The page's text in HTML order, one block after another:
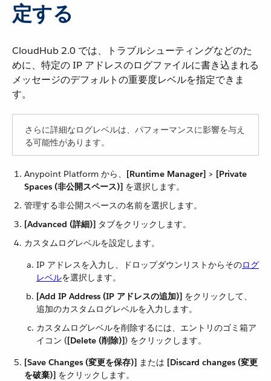
定する
CloudHub 2.0 では、トラブルシューティングなどのた
めに、特定の IP アドレスのログファイルに書き込まれる
メッセージのデフォルトの重要度レベルを指定できま
す。
さらに詳細なログレベルは、パフォーマンスに影響を与え
る可能性があります。
Anypoint Platform から、​ [Runtime Manager] ​ > ​ [Private
Spaces (非公開スペース)] ​ を選択します。
管理する非公開スペースの名前を選択します。
[Advanced (詳細)] ​ タブをクリックします。
カスタムログレベルを設定します。
IP アドレスを入力し、ドロップダウンリストからその​ログ
レベル​を選択します。
[Add IP Address (IP アドレスの追加)] ​ をクリックして、
追加のカスタムログレベルを入力します。
カスタムログレベルを削除するには、エントリのゴミ箱ア
イコン (​[Delete (削除)]​) をクリックします。
[Save Changes (変更を保存)] ​ または ​ [Discard changes (変更
を破棄)] ​ をクリックします。